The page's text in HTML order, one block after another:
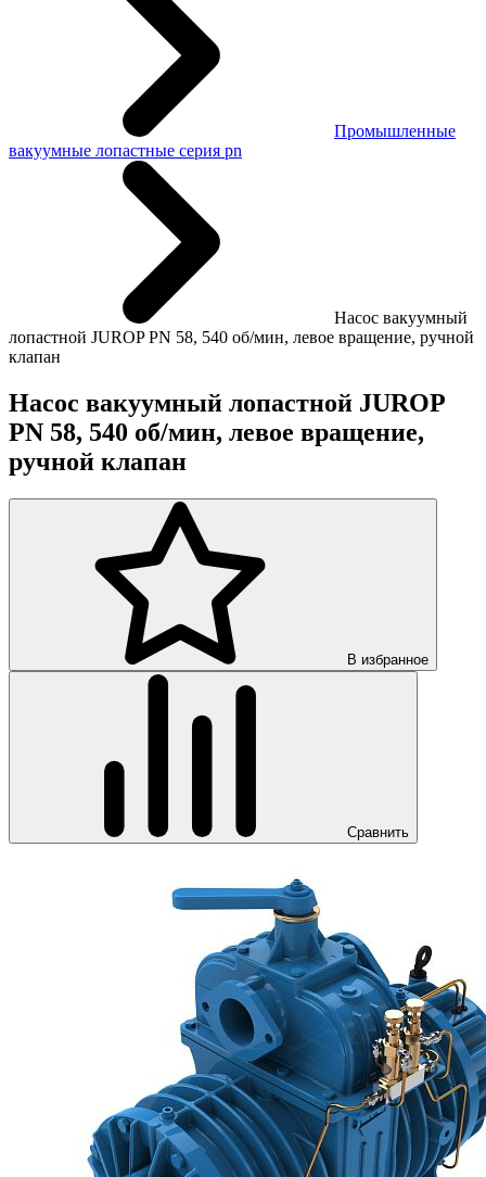
Промышленные
вакуумные лопастные серия pn
Насос вакуумный
лопастной JUROP PN 58, 540 об/мин, левое вращение, ручной
клапан
Насос вакуумный лопастной JUROP
PN 58, 540 об/мин, левое вращение,
ручной клапан
В избранное
Сравнить